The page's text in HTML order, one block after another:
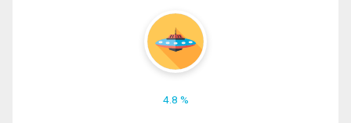
4.8 %